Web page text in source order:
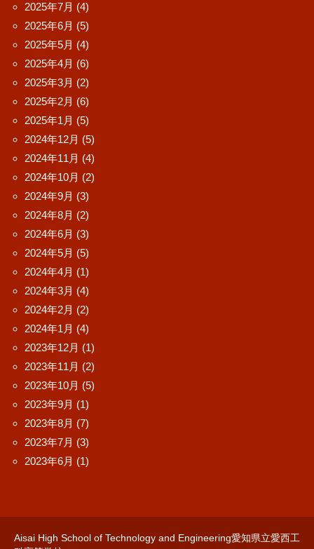
2025年7月 (4)
2025年6月 (5)
2025年5月 (4)
2025年4月 (6)
2025年3月 (2)
2025年2月 (6)
2025年1月 (5)
2024年12月 (5)
2024年11月 (4)
2024年10月 (2)
2024年9月 (3)
2024年8月 (2)
2024年6月 (3)
2024年5月 (5)
2024年4月 (1)
2024年3月 (4)
2024年2月 (2)
2024年1月 (4)
2023年12月 (1)
2023年11月 (2)
2023年10月 (5)
2023年9月 (1)
2023年8月 (7)
2023年7月 (3)
2023年6月 (1)
Aisai High School of Technology and Engineering愛知県立愛西工